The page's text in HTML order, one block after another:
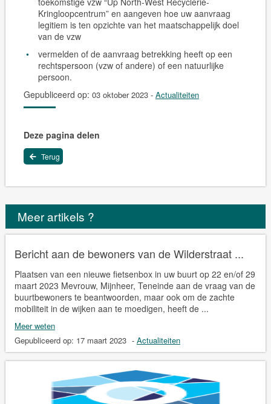
Kringloopcentrum” en aangeven hoe uw aanvraag
legitiem is ten opzichte van het maatschappelijk doel
van de vzw
vermelden of de aanvraag betrekking heeft op een
rechtspersoon (vzw of andere) of een natuurlijke
persoon.
Gepubliceerd op: 03 oktober 2023 - Actualiteiten
Deze pagina delen
Terug
Meer artikels ?
Bericht aan de bewoners van de Wilderstraat ...
Plaatsen van een nieuwe fietsenbox in uw buurt op 22 en/of 29
maart 2023 Mevrouw, Mijnheer, Teneinde aan de vraag van de
buurtbewoners te beantwoorden, maar ook om de zachte
mobiliteit in de wijken aan te moedigen, heeft de ...
Meer weten
Gepubliceerd op: 17 maart 2023 - Actualiteiten